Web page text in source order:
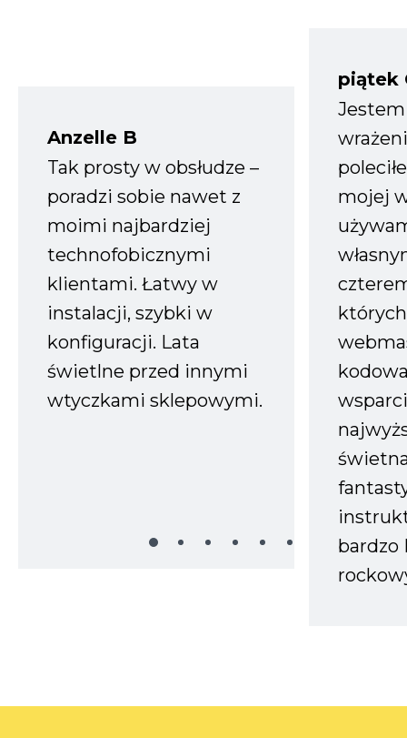
Anzelle B
Tak prosty w obsłudze –
poradzi sobie nawet z
moimi najbardziej
technofobicznymi
klientami. Łatwy w
instalacji, szybki w
konfiguracji. Lata
świetlne przed innymi
wtyczkami sklepowymi.
piątek
mojej
bardzo